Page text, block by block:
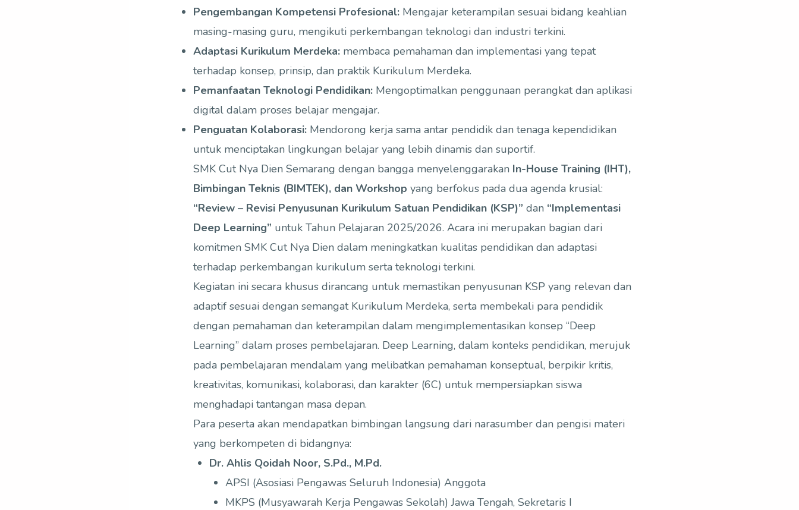
Pengembangan Kompetensi Profesional: Mengajar keterampilan sesuai bidang keahlian
masing-masing guru, mengikuti perkembangan teknologi dan industri terkini.
Adaptasi Kurikulum Merdeka: membaca pemahaman dan implementasi yang tepat
terhadap konsep, prinsip, dan praktik Kurikulum Merdeka.
Pemanfaatan Teknologi Pendidikan: Mengoptimalkan penggunaan perangkat dan aplikasi
digital dalam proses belajar mengajar.
Penguatan Kolaborasi: Mendorong kerja sama antar pendidik dan tenaga kependidikan
untuk menciptakan lingkungan belajar yang lebih dinamis dan suportif.
SMK Cut Nya Dien Semarang dengan bangga menyelenggarakan In-House Training (IHT),
Bimbingan Teknis (BIMTEK), dan Workshop yang berfokus pada dua agenda krusial:
“Review – Revisi Penyusunan Kurikulum Satuan Pendidikan (KSP)” dan “Implementasi
Deep Learning” untuk Tahun Pelajaran 2025/2026. Acara ini merupakan bagian dari
komitmen SMK Cut Nya Dien dalam meningkatkan kualitas pendidikan dan adaptasi
terhadap perkembangan kurikulum serta teknologi terkini.
Kegiatan ini secara khusus dirancang untuk memastikan penyusunan KSP yang relevan dan
adaptif sesuai dengan semangat Kurikulum Merdeka, serta membekali para pendidik
dengan pemahaman dan keterampilan dalam mengimplementasikan konsep “Deep
Learning” dalam proses pembelajaran. Deep Learning, dalam konteks pendidikan, merujuk
pada pembelajaran mendalam yang melibatkan pemahaman konseptual, berpikir kritis,
kreativitas, komunikasi, kolaborasi, dan karakter (6C) untuk mempersiapkan siswa
menghadapi tantangan masa depan.
Para peserta akan mendapatkan bimbingan langsung dari narasumber dan pengisi materi
yang berkompeten di bidangnya:
Dr. Ahlis Qoidah Noor, S.Pd., M.Pd.
APSI (Asosiasi Pengawas Seluruh Indonesia) Anggota
MKPS (Musyawarah Kerja Pengawas Sekolah) Jawa Tengah, Sekretaris I